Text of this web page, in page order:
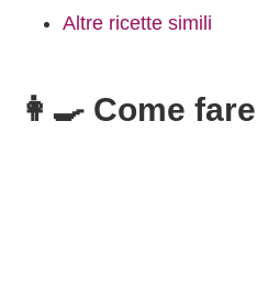
Altre ricette simili
👩‍🍳 Come